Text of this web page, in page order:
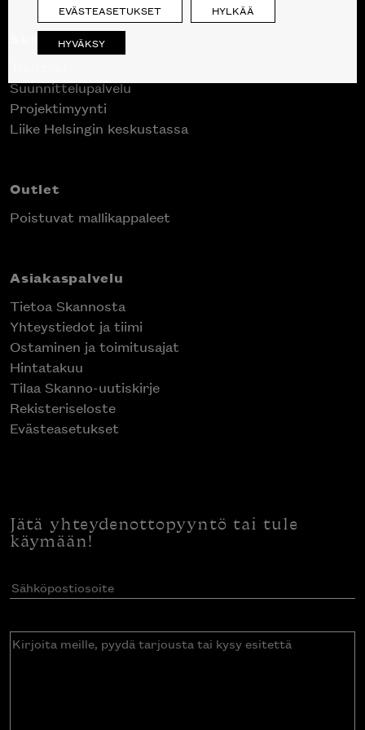
Skanno
Suunnittelupalvelu
Projektimyynti
Liike Helsingin keskustassa
Outlet
Poistuvat mallikappaleet
Asiakaspalvelu
Tietoa Skannosta
Yhteystiedot ja tiimi
Ostaminen ja toimitusajat
Hintatakuu
Tilaa Skanno-uutiskirje
Rekisteriseloste
Evästeasetukset
Jätä yhteydenottopyyntö tai tule
käymään!
Sähköpostiosoite(Pakollinen)
Kirjoita
EVÄSTEASETUKSET HYLKÄÄ
HYVÄKSY